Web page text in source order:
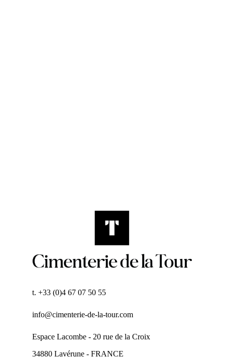
t. +33 (0)4 67 07 50 55
info@cimenterie-de-la-tour.com
Espace Lacombe - 20 rue de la Croix
34880 Lavérune - FRANCE